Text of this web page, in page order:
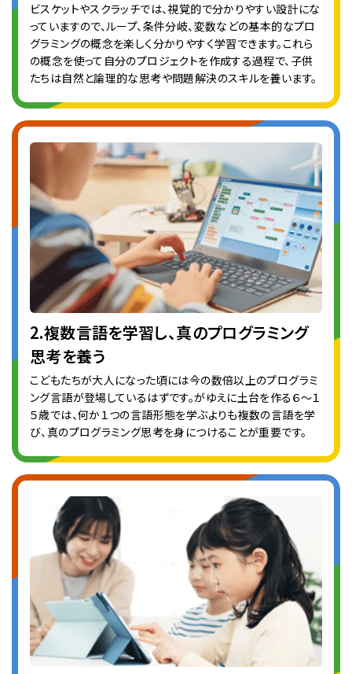
ビスケットやスクラッチでは、視覚的で分かりやすい設計にな
っていますので、ループ、条件分岐、変数などの基本的なプロ
グラミングの概念を楽しく分かりやすく学習できます。これら
の概念を使って自分のプロジェクトを作成する過程で、子供
たちは自然と論理的な思考や問題解決のスキルを養います。
2.複数言語を学習し、真のプログラミング
思考を養う
こどもたちが大人になった頃には今の数倍以上のプログラミ
ング言語が登場しているはずです。がゆえに土台を作る６〜１
５歳では、何か１つの言語形態を学ぶよりも複数の言語を学
び、真のプログラミング思考を身につけることが重要です。